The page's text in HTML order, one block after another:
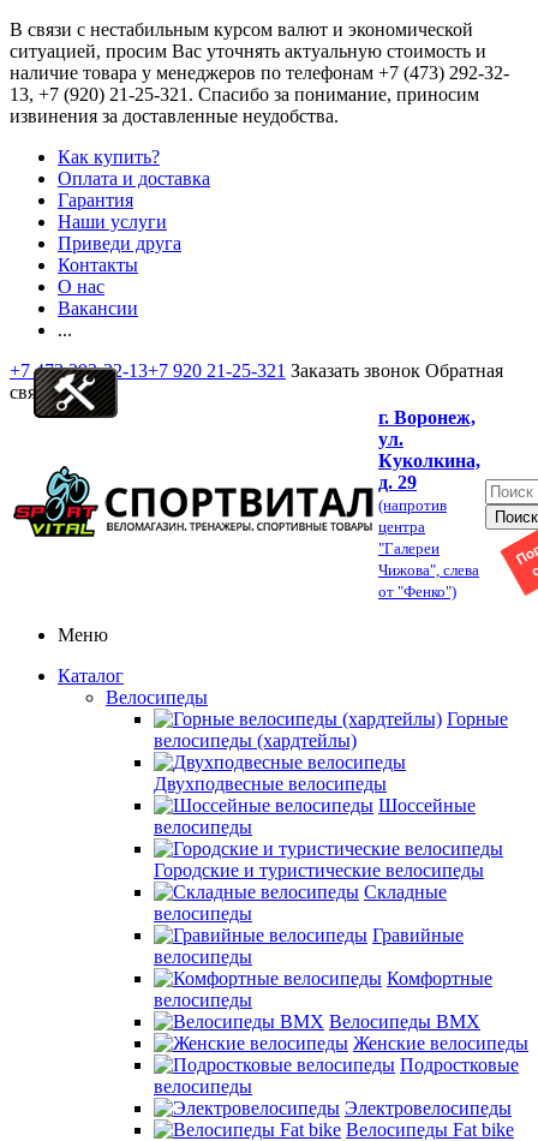
В связи с нестабильным курсом валют и экономической
ситуацией, просим Вас уточнять актуальную стоимость и
наличие товара у менеджеров по телефонам +7 (473) 292-32-
13, +7 (920) 21-25-321 . Спасибо за понимание, приносим
извинения за доставленные неудобства.
Как купить?
Оплата и доставка
Гарантия
Наши услуги
Приведи друга
Контакты
О нас
Вакансии
...
+7 473 292-32-13+7 920 21-25-321 Заказать звонок Обратная
связь
г. Воронеж,
ул.
Куколкина,
д. 29
(напротив
центра
"Галереи
Чижова", слева
от "Фенко")
Меню
Каталог
Велосипеды
Горные
велосипеды (хардтейлы)
Двухподвесные велосипеды
Шоссейные
велосипеды
Городские и туристические велосипеды
Складные
велосипеды
Гравийные
велосипеды
Комфортные
велосипеды
Велосипеды BMX
Женские велосипеды
Подростковые
велосипеды
Электровелосипеды
Велосипеды Fat bike